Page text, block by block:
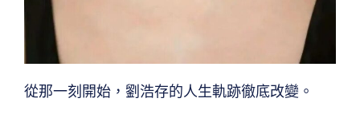
從那一刻開始，劉浩存的人生軌跡徹底改變。